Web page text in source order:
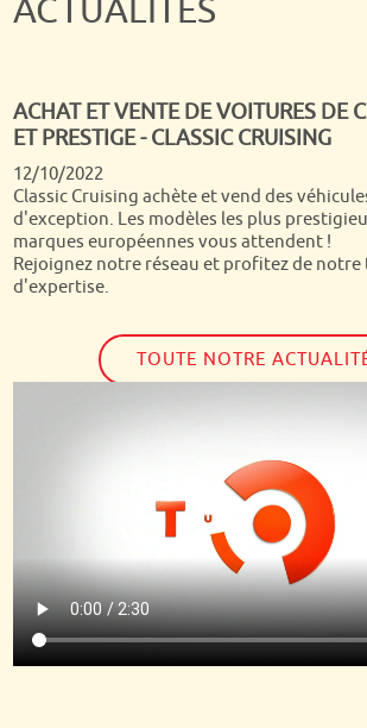
Quand on passe tous ses dimanches matin
30 ans devant Turbo, c'est un rêve de voir
Dominique Chapatte et son équipe ! Nous
de les voir s'étonner de la qualité et la
autos et si notre Jaguar a été vendue dans
suivi, nous avons toujours notre jolie Volvo
ACTUALITÉS
ACHAT ET VENTE DE VOITURES DE
ET PRESTIGE - CLASSIC CRUISING
12/10/2022
Classic Cruising achète et vend des
d'exception. Les modèles les plus
marques européennes vous attendent !
Rejoignez notre réseau et profitez de
d'expertise.
TOUTE NOTRE